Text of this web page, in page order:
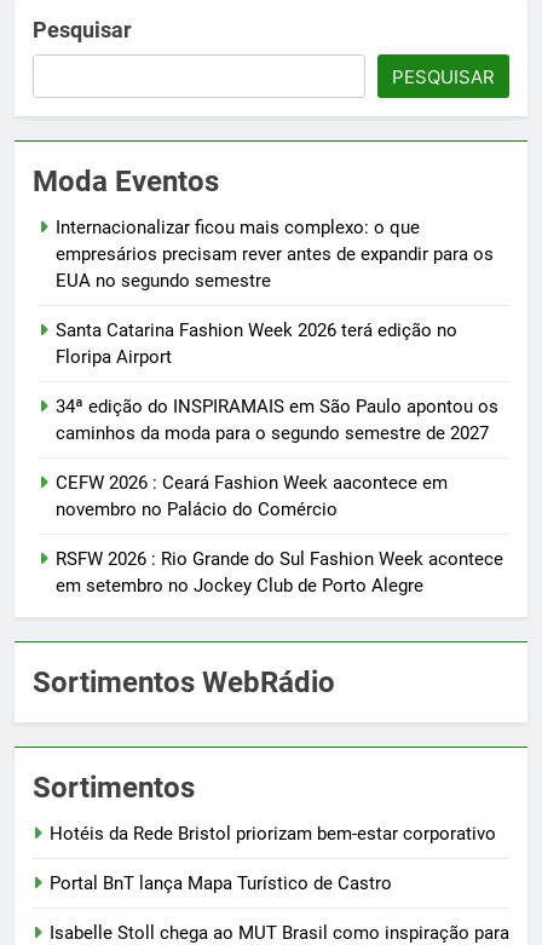
Pesquisar
PESQUISAR
Moda Eventos
Internacionalizar ficou mais complexo: o que
empresários precisam rever antes de expandir para os
EUA no segundo semestre
Santa Catarina Fashion Week 2026 terá edição no
Floripa Airport
34ª edição do INSPIRAMAIS em São Paulo apontou os
caminhos da moda para o segundo semestre de 2027
CEFW 2026 : Ceará Fashion Week aacontece em
novembro no Palácio do Comércio
RSFW 2026 : Rio Grande do Sul Fashion Week acontece
em setembro no Jockey Club de Porto Alegre
Sortimentos WebRádio
Sortimentos
Hotéis da Rede Bristol priorizam bem-estar corporativo
Portal BnT lança Mapa Turístico de Castro
Isabelle Stoll chega ao MUT Brasil como inspiração para